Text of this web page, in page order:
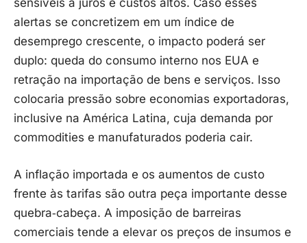
sensíveis a juros e custos altos. Caso esses
alertas se concretizem em um índice de
desemprego crescente, o impacto poderá ser
duplo: queda do consumo interno nos EUA e
retração na importação de bens e serviços. Isso
colocaria pressão sobre economias exportadoras,
inclusive na América Latina, cuja demanda por
commodities e manufaturados poderia cair.
A inflação importada e os aumentos de custo
frente às tarifas são outra peça importante desse
quebra‑cabeça. A imposição de barreiras
comerciais tende a elevar os preços de insumos e